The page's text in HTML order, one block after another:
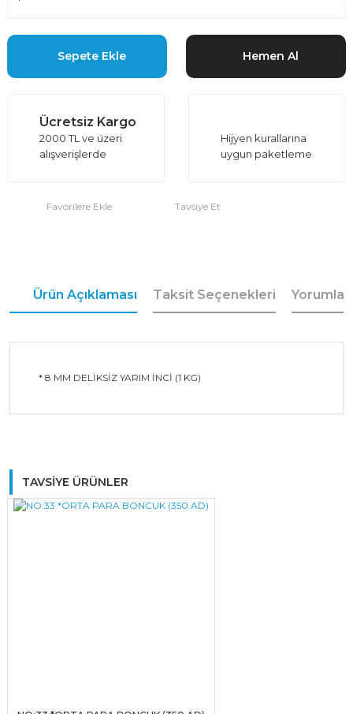
Sepete Ekle Hemen Al
Ücretsiz Kargo
2000 TL ve üzeri
alışverişlerde
Hijyen kurallarına
uygun paketleme
Tavsiye Et
Ürün Açıklaması Taksit Seçenekleri Yorumlar
* 8 MM DELİKSİZ YARIM İNCİ (1 KG)
TAVSİYE ÜRÜNLER